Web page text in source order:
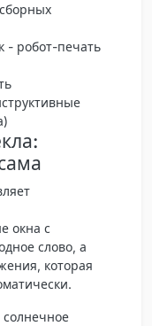
- робот-печать
окна с
слово, а
которая
солнечное